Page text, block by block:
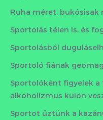
Ruha méret, bukósisak
Sportolás télen is, és
Sportolásból
Sportoló fiának
Sportolóként figyelek a
alkoholizmus külön
Sportot űztünk a